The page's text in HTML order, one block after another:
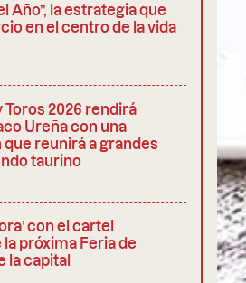
Año”, la estrategia que
en el centro de la vida
Toros 2026 rendirá
Ureña con una
reunirá a grandes
taurino
con el cartel
próxima Feria de
la capital